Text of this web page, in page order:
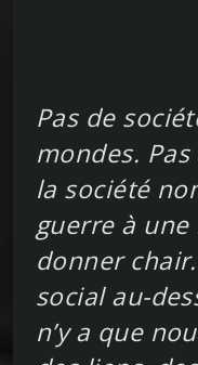
Pas de
mondes.
la société
guerre à une
donner
social au-
n’y a que